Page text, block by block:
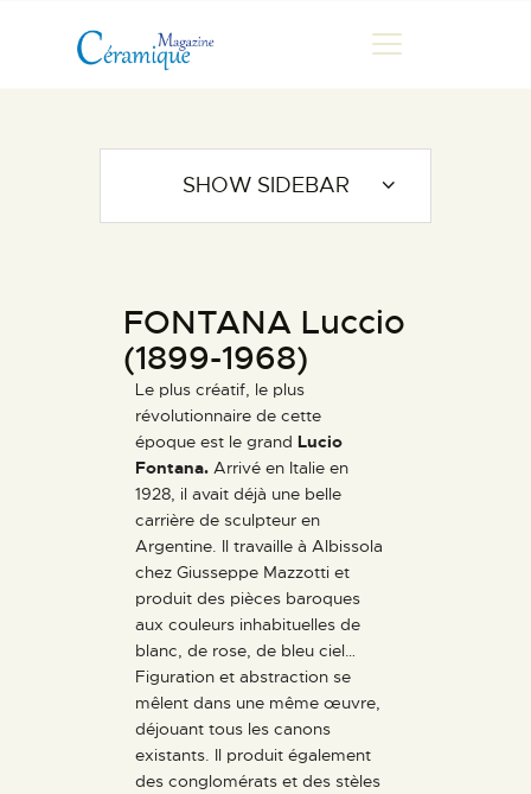
MAGAZINE
CHRONIQUES DE LUC
LES ARTISTES
GALERIES
MARCHANDES
DOCUMENTATION
CONTACT
ESPACE PRO
FONTANA Luccio
(1899-1968)
Le plus créatif, le plus
révolutionnaire de cette
époque est le grand Lucio
Fontana. Arrivé en Italie en
1928, il avait déjà une belle
carrière de sculpteur en
Argentine. Il travaille à Albissola
chez Giusseppe Mazzotti et
produit des pièces baroques
aux couleurs inhabituelles de
blanc, de rose, de bleu ciel…
Figuration et abstraction se
mêlent dans une même œuvre,
déjouant tous les canons
existants. Il produit également
des conglomérats et des stèles
SHOW SIDEBAR